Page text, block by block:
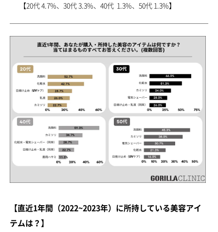
【20代 4.7%、30代 3.3%、40代 1.3%、50代 1.3%】
【直近1年間（2022~2023年）に所持している美容アイ
テムは？】